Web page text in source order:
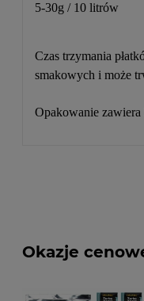
5-30g / 10 litrów
Czas trzymania
smakowych i może
Opakowanie zawiera
Okazje